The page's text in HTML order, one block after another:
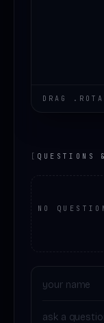
DRAG
QUESTIONS
NO